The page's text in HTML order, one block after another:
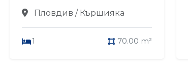
Пловдив / Кършияка
1 70.00 m²